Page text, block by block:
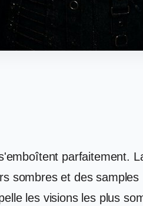
parfaitement.
sombres et des samples
les visions les plus